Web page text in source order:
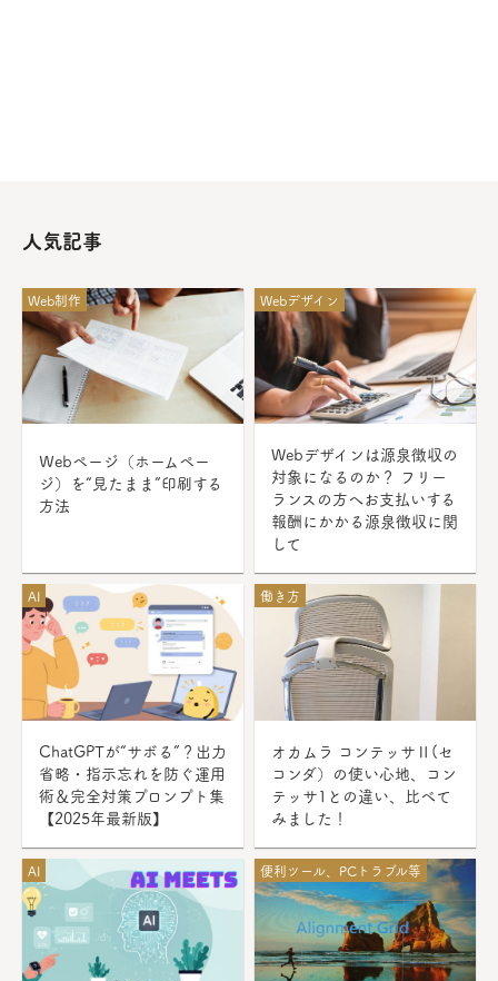
人気記事
Web制作
Ｗebページ（ホームペー
ジ）を“見たまま”印刷する
方法
Webデザイン
Webデザインは源泉徴収の
対象になるのか？ フリー
ランスの方へお支払いする
報酬にかかる源泉徴収に関
して
AI
ChatGPTが“サボる”？出力
省略・指示忘れを防ぐ運用
術＆完全対策プロンプト集
【2025年最新版】
働き方
オカムラ コンテッサⅡ(セ
コンダ）の使い心地、コン
テッサ1との違い、比べて
みました！
AI 便利ツール、PCトラブル等